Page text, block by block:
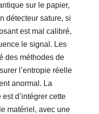
sur le papier,
détecteur sature, si
est mal calibré,
le signal. Les
des méthodes de
l’entropie réelle
anormal. La
d’intégrer cette
matériel, avec une